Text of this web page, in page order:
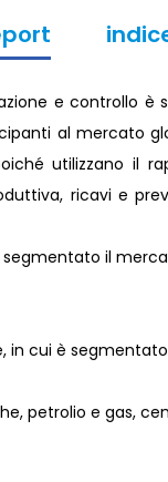
e controllo è
al mercato
utilizzano il
ricavi e
il
in cui è
petrolio e gas,